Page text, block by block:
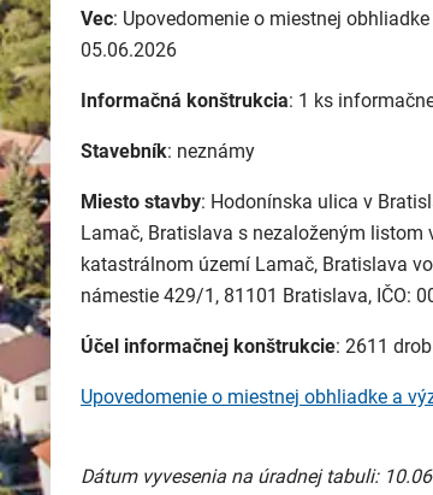
Vec: Upovedomenie o miestnej
05.06.2026
Informačná konštrukcia: 1 ks
Stavebník: neznámy
Miesto stavby: Hodonínska ulica v
Lamač, Bratislava s nezaloženým listom
katastrálnom území Lamač, Bratislava
námestie 429/1, 81101 Bratislava, IČO:
Účel informačnej konštrukcie: 2611
Upovedomenie o miestnej obhliadke a
Dátum vyvesenia na úradnej tabuli: